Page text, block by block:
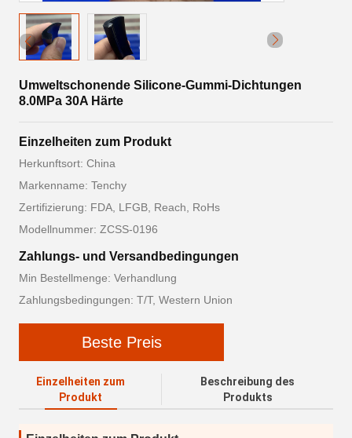
Umweltschonende Silicone-Gummi-Dichtungen
8.0MPa 30A Härte
Einzelheiten zum Produkt
Herkunftsort: China
Markenname: Tenchy
Zertifizierung: FDA, LFGB, Reach, RoHs
Modellnummer: ZCSS-0196
Zahlungs- und Versandbedingungen
Min Bestellmenge: Verhandlung
Zahlungsbedingungen: T/T, Western Union
Beste Preis
Einzelheiten zum
Produkt
Beschreibung des
Produkts